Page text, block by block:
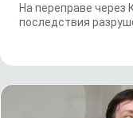
На переправе
последствия